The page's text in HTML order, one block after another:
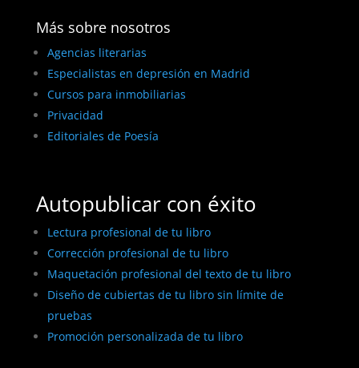
Más sobre nosotros
Agencias literarias
Especialistas en depresión en Madrid
Cursos para inmobiliarias
Privacidad
Editoriales de Poesía
Autopublicar con éxito
Lectura profesional de tu libro
Corrección profesional de tu libro
Maquetación profesional del texto de tu libro
Diseño de cubiertas de tu libro sin límite de
pruebas
Promoción personalizada de tu libro